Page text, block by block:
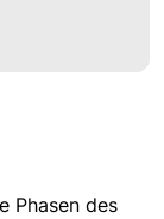
Phasen des